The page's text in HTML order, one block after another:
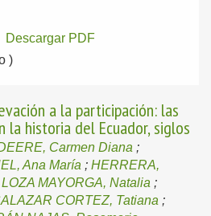
Descargar PDF
)
a la participación: las
la historia del Ecuador, siglos
Carmen Diana ;
Ana María ; HERRERA,
LOZA MAYORGA, Natalia ;
CORTEZ, Tatiana ;